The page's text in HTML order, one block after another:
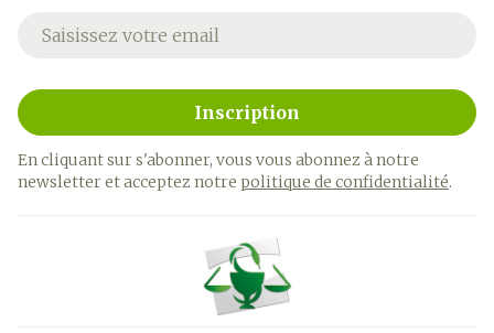
Adresse mail
Inscription
En cliquant sur s'abonner, vous vous abonnez à notre
newsletter et acceptez notre politique de confidentialité.